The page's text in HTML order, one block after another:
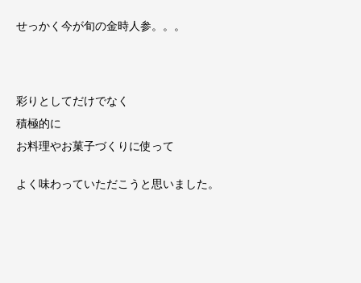
せっかく今が旬の金時人参。。。
彩りとしてだけでなく
積極的に
お料理やお菓子づくりに使って
よく味わっていただこうと思いました。